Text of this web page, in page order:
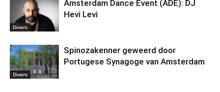
Divers
Amsterdam Dance Event (ADE): DJ
Hevi Levi
Divers
Spinozakenner geweerd door
Portugese Synagoge van Amsterdam